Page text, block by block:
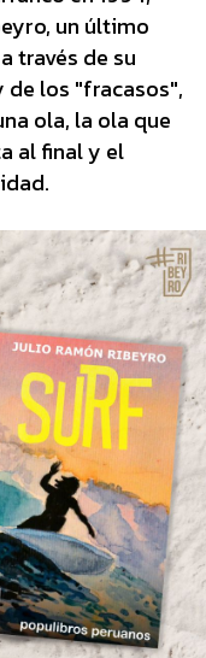
un último
través de su
de los "fracasos",
ola, la ola que
al final y el